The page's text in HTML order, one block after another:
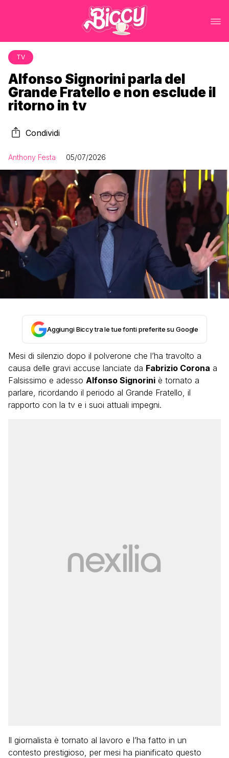
TV
Alfonso Signorini parla del
Grande Fratello e non esclude il
ritorno in tv
Condividi
Anthony Festa 05/07/2026
Aggiungi Biccy tra le tue fonti preferite su Google
Mesi di silenzio dopo il polverone che l’ha travolto a
causa delle gravi accuse lanciate da Fabrizio Corona a
Falsissimo e adesso Alfonso Signorini è tornato a
parlare, ricordando il periodo al Grande Fratello, il
rapporto con la tv e i suoi attuali impegni.
Il giornalista è tornato al lavoro e l’ha fatto in un
contesto prestigioso, per mesi ha pianificato questo